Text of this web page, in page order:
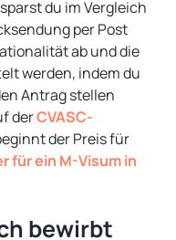
du im Vergleich
per Post
ab und die
werden, indem du
Antrag stellen
derCVASC-
der Preis für
für ein M-Visum in
bewirbt